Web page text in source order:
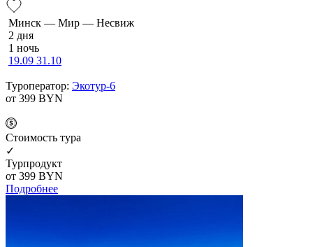
Минск — Мир — Несвиж
2 дня
1 ночь
19.09 31.10
Туроператор: Экотур-6
от 399 BYN
Cтоимость тура
✓
Турпродукт
от 399 BYN
Подробнее